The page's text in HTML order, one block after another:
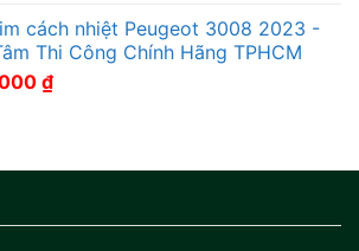
cách nhiệt Peugeot 3008 2023 -
Thi Công Chính Hãng TPHCM
₫